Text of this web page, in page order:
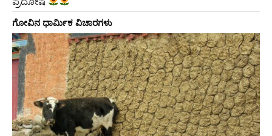
ಗೋವಿನ ಧಾರ್ಮಿಕ ವಿಚಾರಗಳು